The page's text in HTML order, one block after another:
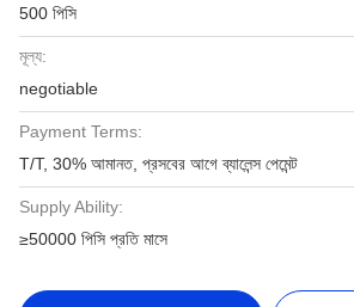
500 পিসি
মূল্য:
negotiable
Payment Terms:
T/T, 30% আমানত, প্রসবের আগে ব্যালেন্স পেমেন্ট
Supply Ability:
≥50000 পিসি প্রতি মাসে